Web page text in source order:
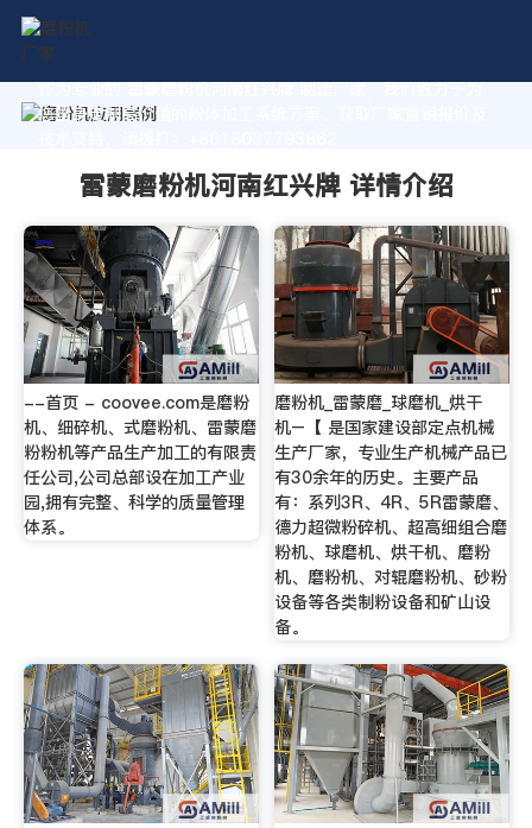
作为专业的 雷蒙磨粉机河南红兴牌 制造厂家，我们致力于为
您量身定制高价值的粉体加工系统方案。获取厂家直销报价及
雷蒙磨粉机河南红兴牌 详情介绍
--首页 - coovee.com是磨粉
机、细碎机、式磨粉机、雷蒙磨
粉粉机等产品生产加工的有限责
任公司,公司总部设在加工产业
园,拥有完整、科学的质量管理
体系。
磨粉机_雷蒙磨_球磨机_烘干
机–【 是国家建设部定点机械
生产厂家，专业生产机械产品已
有30余年的历史。主要产品
有：系列3R、4R、5R雷蒙磨、
德力超微粉碎机、超高细组合磨
粉机、球磨机、烘干机、磨粉
机、磨粉机、对辊磨粉机、砂粉
设备等各类制粉设备和矿山设
备。